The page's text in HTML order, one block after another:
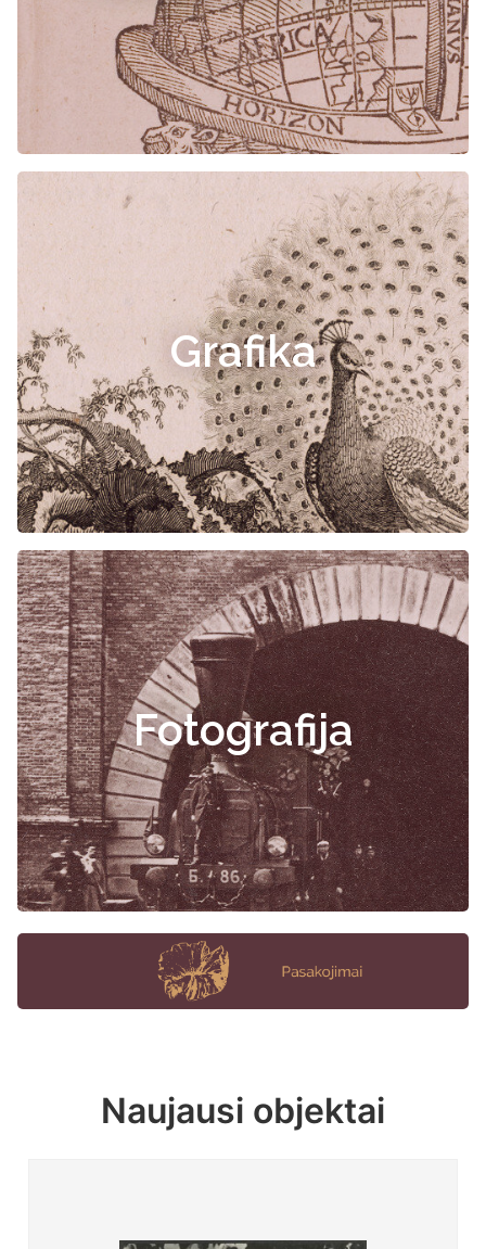
Grafika
Fotografija
Naujausi objektai